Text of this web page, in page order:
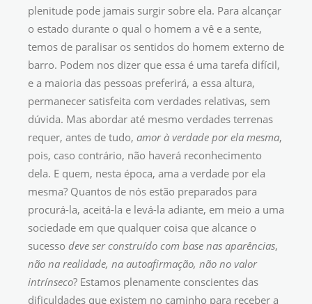
plenitude pode jamais surgir sobre ela. Para alcançar
o estado durante o qual o homem a vê e a sente,
temos de paralisar os sentidos do homem externo de
barro. Podem nos dizer que essa é uma tarefa difícil,
e a maioria das pessoas preferirá, a essa altura,
permanecer satisfeita com verdades relativas, sem
dúvida. Mas abordar até mesmo verdades terrenas
requer, antes de tudo, amor à verdade por ela mesma,
pois, caso contrário, não haverá reconhecimento
dela. E quem, nesta época, ama a verdade por ela
mesma? Quantos de nós estão preparados para
procurá-la, aceitá-la e levá-la adiante, em meio a uma
sociedade em que qualquer coisa que alcance o
sucesso deve ser construído com base nas aparências,
não na realidade, na autoafirmação, não no valor
intrínseco? Estamos plenamente conscientes das
dificuldades que existem no caminho para receber a